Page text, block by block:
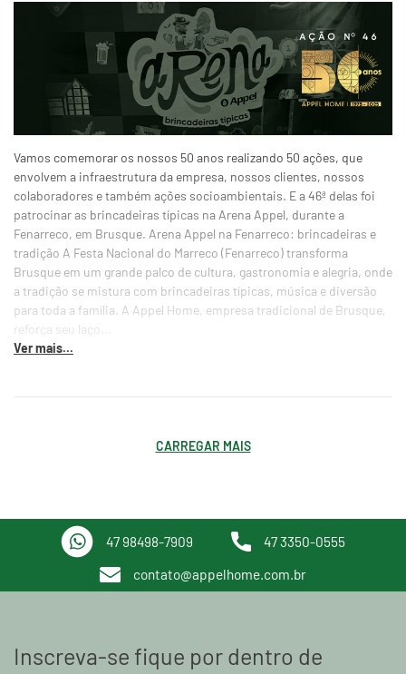
Vamos comemorar os nossos 50 anos realizando 50 ações, que
envolvem a infraestrutura da empresa, nossos clientes, nossos
colaboradores e também ações socioambientais. E a 46ª delas foi
patrocinar as brincadeiras típicas na Arena Appel, durante a
Fenarreco, em Brusque. Arena Appel na Fenarreco: brincadeiras e
tradição A Festa Nacional do Marreco (Fenarreco) transforma
Brusque em um grande palco de cultura, gastronomia e alegria, onde
a tradição se mistura com brincadeiras típicas, música e diversão
para toda a família. A Appel Home, empresa tradicional de Brusque,
reforça seu laço...
Ver mais...
CARREGAR MAIS
47 98498-7909 47 3350-0555
contato@appelhome.com.br
Inscreva-se fique por dentro de